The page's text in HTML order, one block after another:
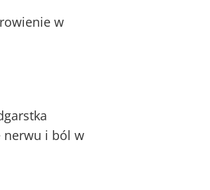
w
nerwu i ból w